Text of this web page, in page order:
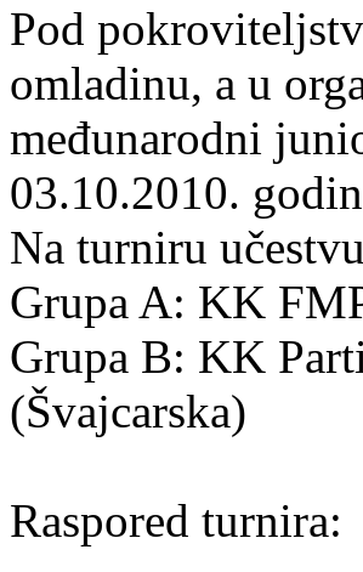
Pod
omladinu, a u
međunarodni
03.10.2010.
Na turniru
Grupa A: KK
Grupa B: KK
(Švajcarska)
Raspored turnira: